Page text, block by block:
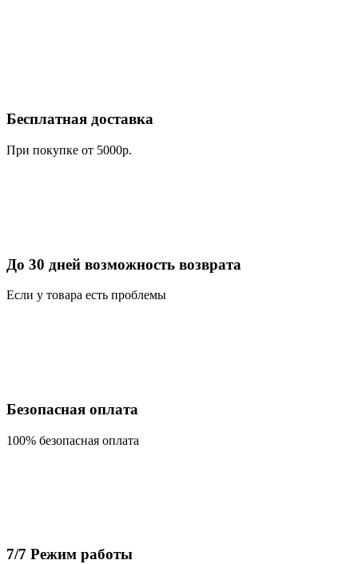
Бесплатная доставка
При покупке от 5000р.
До 30 дней возможность возврата
Если у товара есть проблемы
Безопасная оплата
100% безопасная оплата
7/7 Режим работы